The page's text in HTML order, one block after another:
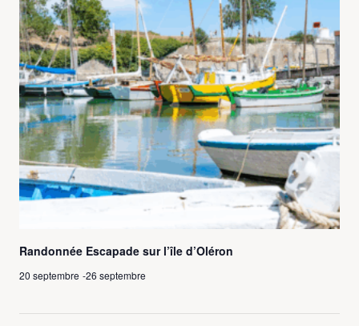
Randonnée Escapade sur l’île d’Oléron
20 septembre -26 septembre